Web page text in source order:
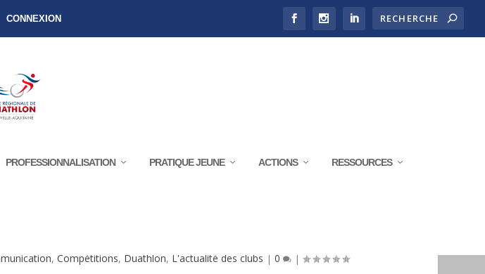
CONNEXION
PROFESSIONNALISATION PRATIQUE JEUNE ACTIONS RESSOURCES
, Compétitions, Duathlon, L'actualité des clubs | 0 |